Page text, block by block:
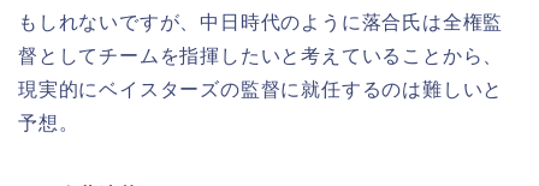
もしれないですが、中日時代のように落合氏は全権監
督としてチームを指揮したいと考えていることから、
現実的にベイスターズの監督に就任するのは難しいと
予想。